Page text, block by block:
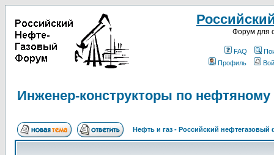
Форум для
FAQ
Профиль
Инженер-конструкторы по
Нефть и газ - Российский нефтегазовый